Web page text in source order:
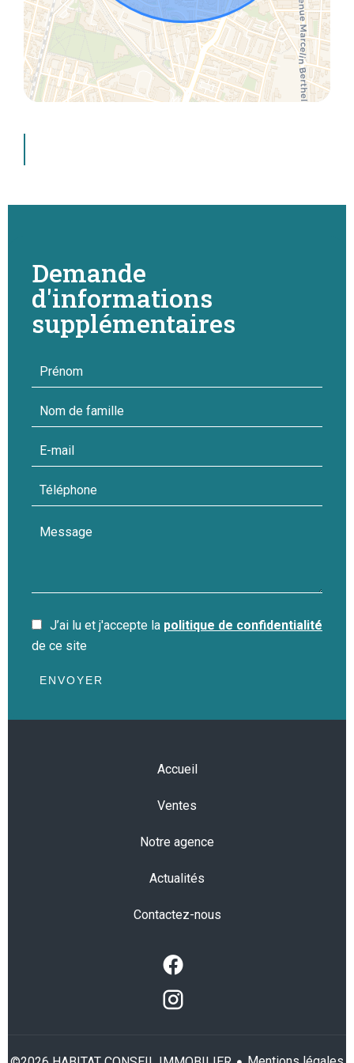
Demande
d'informations
supplémentaires
J’ai lu et j'accepte la politique de confidentialité
de ce site
ENVOYER
Accueil
Ventes
Notre agence
Actualités
Contactez-nous